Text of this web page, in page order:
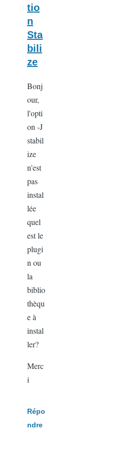
tio
n
Sta
bili
ze
Bonj
our,
l'opti
on -J
stabil
ize
n'est
pas
instal
lée
quel
est le
plugi
n ou
la
biblio
thèqu
e à
instal
ler?
Merc
i
Répo
ndre